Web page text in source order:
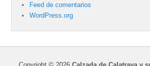
Feed de comentarios
WordPress.org